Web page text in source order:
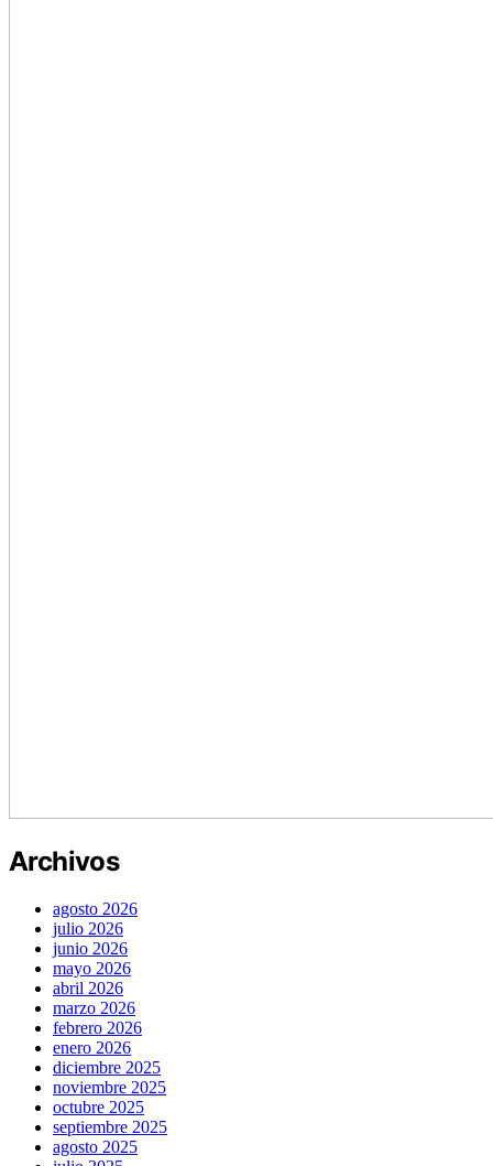
Archivos
agosto 2026
julio 2026
junio 2026
mayo 2026
abril 2026
marzo 2026
febrero 2026
enero 2026
diciembre 2025
noviembre 2025
octubre 2025
septiembre 2025
agosto 2025